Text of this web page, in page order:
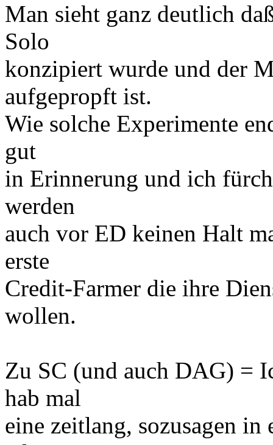
Man sieht ganz deutlich
Solo
konzipiert wurde und der
aufgepropft ist.
Wie solche Experimente
gut
in Erinnerung und ich
werden
auch vor ED keinen Halt
erste
Credit-Farmer die ihre
wollen.
Zu SC (und auch DAG) =
hab mal
eine zeitlang, sozusagen